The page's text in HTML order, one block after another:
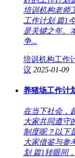
培训机构老师
工作计划 篇1
是关键之年。
争...
培训机构工作
议 2025-01-09
养猪场工作计
在当下社会，
大家共同遵守
制度呢？以下
大家借鉴与参
划 篇1转眼间